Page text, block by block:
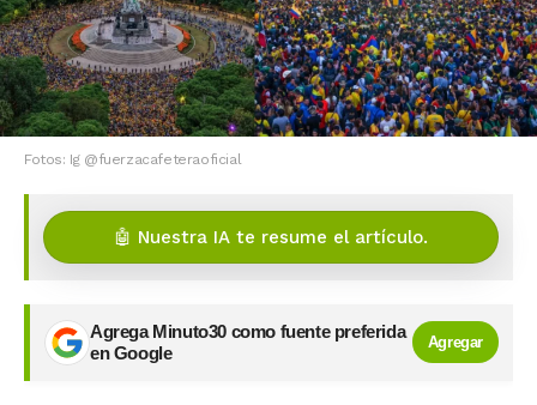
Fotos: Ig @fuerzacafeteraoficial
🤖 Nuestra IA te resume el artículo.
Agrega Minuto30 como fuente preferida
en Google
Agregar